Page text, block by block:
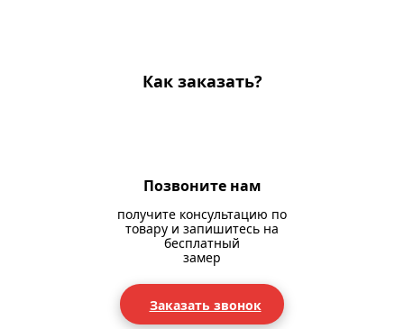
Как заказать?
Позвоните нам
получите консультацию по
товару и запишитесь на
бесплатный
замер
Заказать звонок